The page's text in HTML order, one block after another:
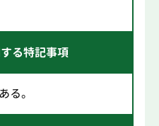
る特記事項
る。